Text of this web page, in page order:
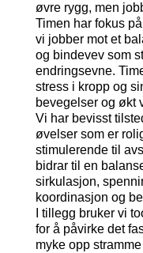
øvre rygg, men
Timen har fokus
vi jobber mot et
og bindevev som
endringsevne.
stress i kropp og
bevegelser og økt
Vi har bevisst
øvelser som er
stimulerende til
bidrar til en
sirkulasjon,
koordinasjon og
I tillegg bruker vi
for å påvirke det
myke opp